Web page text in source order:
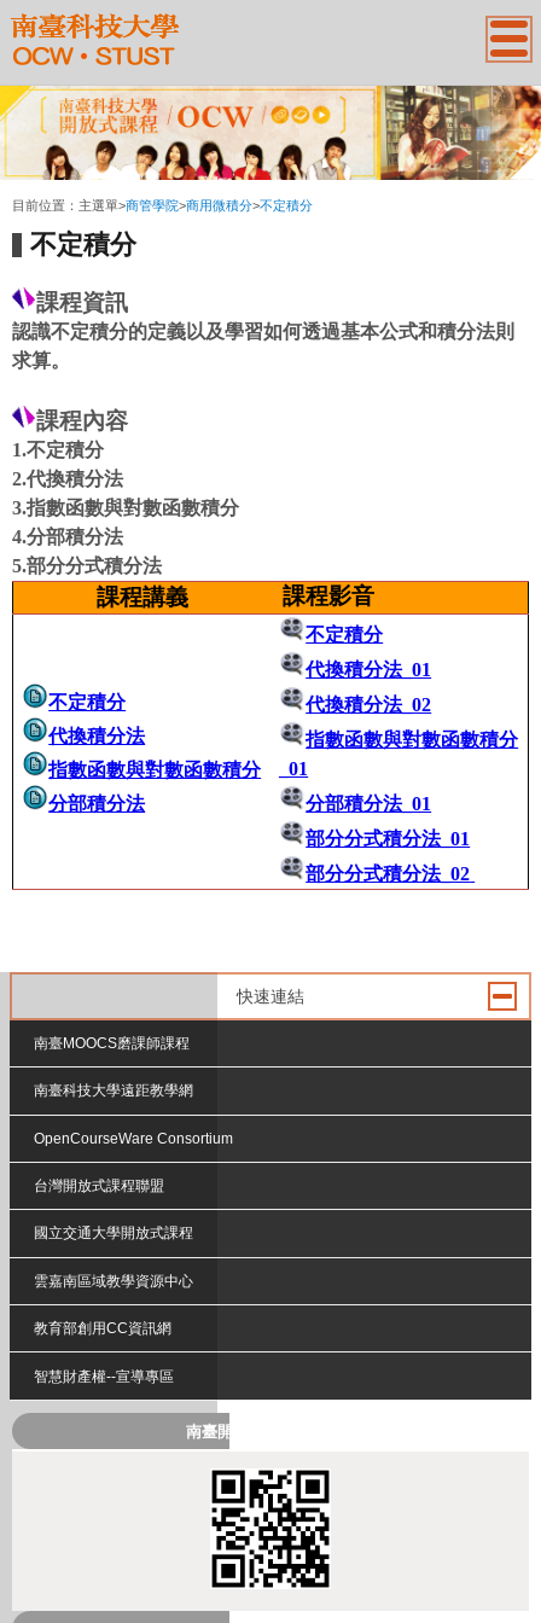
:::
目前位置： 主選單>商管學院>商用微積分>不定積分
不定積分
課程資訊
認識不定積分的定義以及學習如何透過基本公式和積分法則
求算。
課程內容
1.不定積分
2.代換積分法
3.指數函數與對數函數積分
4.分部積分法
5.部分分式積分法
課程講義 課程影音
不定積分
代換積分法
指數函數與對數函數積分
分部積分法
不定積分
代換積分法_01
代換積分法_02
指數函數與對數函數積分
_01
分部積分法_01
部分分式積分法_01
部分分式積分法_02
快速連結
南臺MOOCS磨課師課程
南臺科技大學遠距教學網
OpenCourseWare Consortium
台灣開放式課程聯盟
國立交通大學開放式課程
雲嘉南區域教學資源中心
教育部創用CC資訊網
智慧財產權--宣導專區
南臺開放式課程QRcode